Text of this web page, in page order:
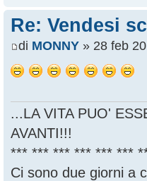
Re: Vendesi
di MONNY » 28 feb
...LA VITA PUO'
AVANTI!!!
*** *** *** *** *** ***
Ci sono due giorni a